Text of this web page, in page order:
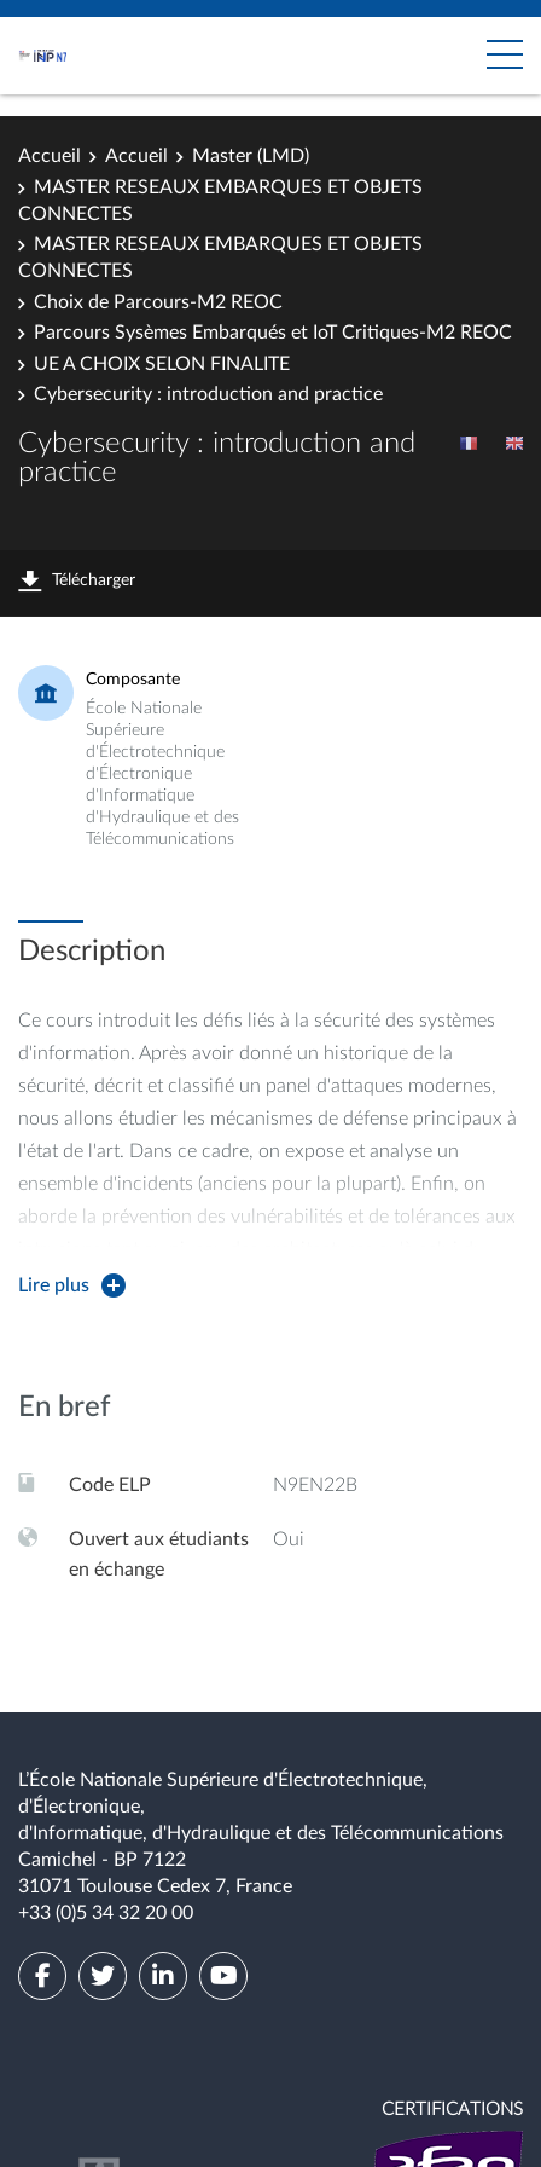
Accueil Accueil
Master (LMD)
MASTER RESEAUX EMBARQUES ET OBJETS
CONNECTES
MASTER RESEAUX EMBARQUES ET OBJETS
CONNECTES
Choix de Parcours-M2 REOC
Parcours Sysèmes Embarqués et IoT Critiques-M2 REOC
UE A CHOIX SELON FINALITE
Cybersecurity : introduction and practice
Cybersecurity : introduction and
practice
Télécharger
Composante
École Nationale
Supérieure
d'Électrotechnique
d'Électronique
d'Informatique
d'Hydraulique et des
Télécommunications
Description
Ce cours introduit les défis liés à la sécurité des systèmes
d'information. Après avoir donné un historique de la
sécurité, décrit et classifié un panel d'attaques modernes,
nous allons étudier les mécanismes de défense principaux à
l'état de l'art. Dans ce cadre, on expose et analyse un
ensemble d'incidents (anciens pour la plupart). Enfin, on
aborde la prévention des vulnérabilités et de tolérances aux
logiciel. Les travaux pratiques visent à familiariser les
Lire plus
En bref
Code ELP N9EN22B
Ouvert aux étudiants
en échange
Oui
L’École Nationale Supérieure d'Électrotechnique,
d'Électronique,
d'Informatique, d'Hydraulique et des Télécommunications
Camichel - BP 7122
31071 Toulouse Cedex 7, France
+33 (0)5 34 32 20 00
CERTIFICATIONS